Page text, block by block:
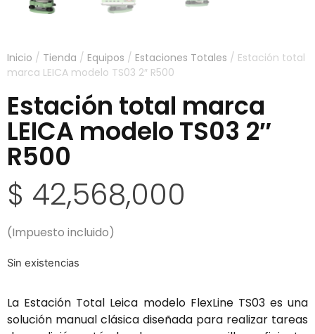
Inicio / Tienda / Equipos / Estaciones Totales / Estación total
marca LEICA modelo TS03 2″ R500
Estación total marca
LEICA modelo TS03 2″
R500
$ 42,568,000
(Impuesto incluido)
Sin existencias
La Estación Total Leica modelo FlexLine TS03 es una
solución manual clásica diseñada para realizar tareas